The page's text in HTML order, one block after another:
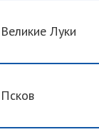
Великие Луки
Псков